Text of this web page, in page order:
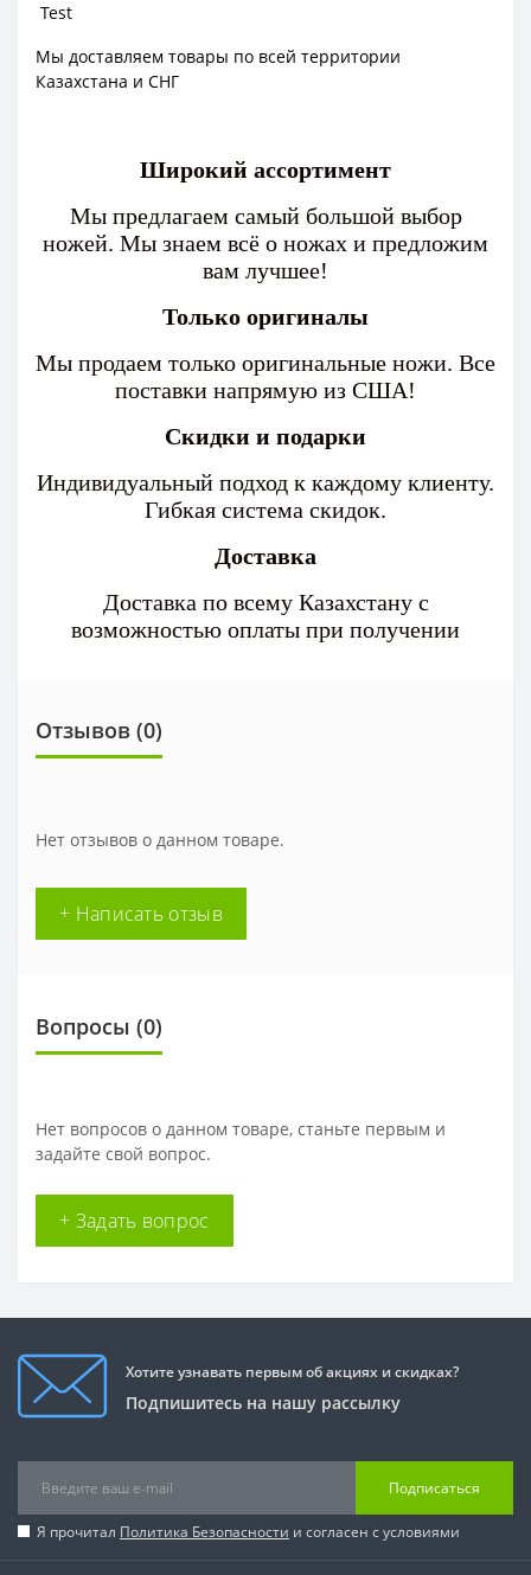
Test
Мы доставляем товары по всей территории
Казахстана и СНГ
Широкий ассортимент
Мы предлагаем самый большой выбор
ножей. Мы знаем всё о ножах и предложим
вам лучшее!
Только оригиналы
Мы продаем только оригинальные ножи. Все
поставки напрямую из США!
Скидки и подарки
Индивидуальный подход к каждому клиенту.
Гибкая система скидок.
Доставка
Доставка по всему Казахстану с
возможностью оплаты при получении
Отзывов (0)
Нет отзывов о данном товаре.
+ Написать отзыв
Вопросы (0)
Нет вопросов о данном товаре, станьте первым и
задайте свой вопрос.
+ Задать вопрос
Хотите узнавать первым об акциях и скидках?
Подпишитесь на нашу рассылку
Подписаться
Я прочитал Политика Безопасности и согласен с условиями